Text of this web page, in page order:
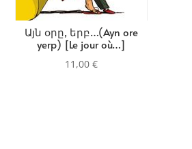
Այն օրը, երբ…(Ayn ore
yerp) [Le jour où…]
11,00€